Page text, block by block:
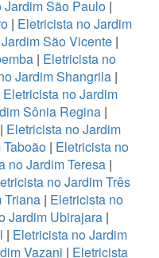
Jardim São Paulo|
| Eletricista no Jardim
São Vicente|
| Eletricista no
Jardim Shangrila|
Eletricista no Jardim
Sônia Regina|
Eletricista no Jardim
| Eletricista no
no Jardim Teresa |
no Jardim Três
Triana| Eletricista no
Jardim Ubirajara |
| Eletricista no Jardim
Vazani | Eletricista